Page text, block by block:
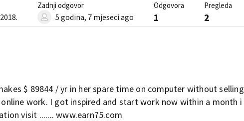
Zadnji odgovor
5 godina, 7 mjeseci ago
Odgovora
1
Pregleda
2
$ 89844 / yr in her spare time on computer without
work. I got inspired and start work now within a month i
visit ....... www.earn75.com